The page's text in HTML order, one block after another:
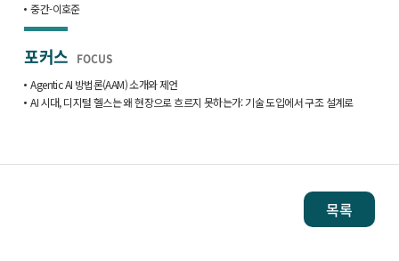
중간-이호준
포커스 FOCUS
Agentic AI 방법론(AAM) 소개와 제언
AI 시대, 디지털 헬스는 왜 현장으로 흐르지 못하는가: 기술 도입에서 구조 설계로
목록